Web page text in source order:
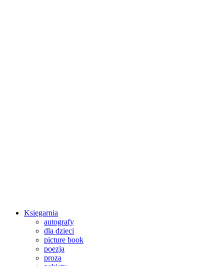
Księgarnia
autografy
dla dzieci
picture book
poezja
proza